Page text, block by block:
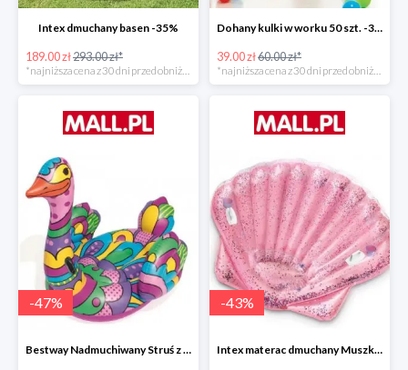
Intex dmuchany basen -35%
189.00 zł293.00 zł*
Dohany kulki w worku 50 szt. -35%
39.00 zł60.00 zł*
-47%
Bestway Nadmuchiwany Struś z uchwytami -47%
-43%
Intex materac dmuchany Muszka -42%